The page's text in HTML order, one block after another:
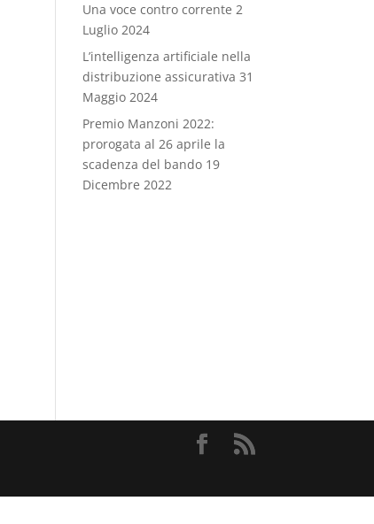
Una voce contro corrente 2
Luglio 2024
L’intelligenza artificiale nella
distribuzione assicurativa 31
Maggio 2024
Premio Manzoni 2022:
prorogata al 26 aprile la
scadenza del bando 19
Dicembre 2022